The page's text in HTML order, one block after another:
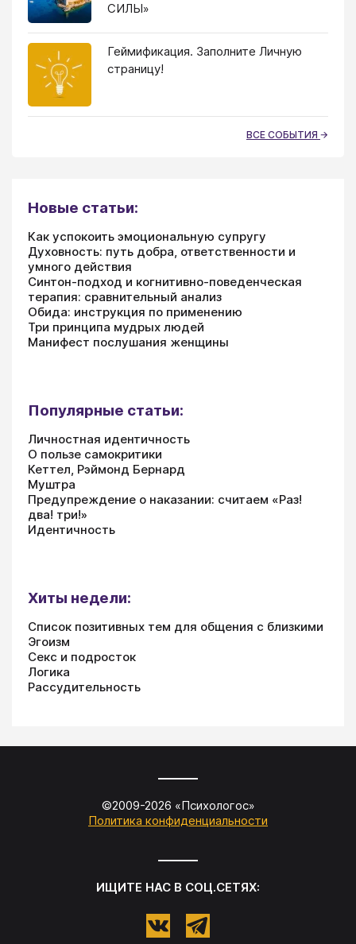
СИЛЫ»
Геймификация. Заполните Личную
страницу!
ВСЕ СОБЫТИЯ
Новые статьи:
Как успокоить эмоциональную супругу
Духовность: путь добра, ответственности и
умного действия
Синтон-подход и когнитивно-поведенческая
терапия: сравнительный анализ
Обида: инструкция по применению
Три принципа мудрых людей
Манифест послушания женщины
Популярные статьи:
Личностная идентичность
О пользе самокритики
Кеттел, Рэймонд Бернард
Муштра
Предупреждение о наказании: считаем «Раз!
два! три!»
Идентичность
Хиты недели:
Список позитивных тем для общения с близкими
Эгоизм
Секс и подросток
Логика
Рассудительность
©2009-2026 «Психологос»
Политика конфиденциальности
ИЩИТЕ НАС В СОЦ.СЕТЯХ: